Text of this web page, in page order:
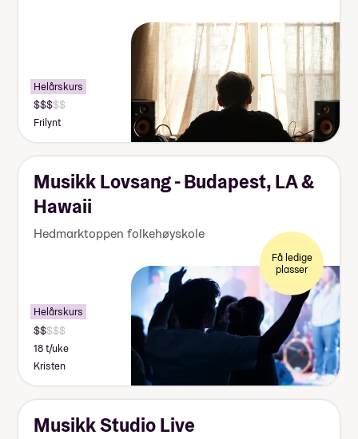
Helårskurs
Frilynt
Musikk Lovsang - Budapest, LA &
Hawaii
Hedmarktoppen folkehøyskole
Få ledige
plasser
Helårskurs
18 t/uke
Kristen
Musikk Studio Live